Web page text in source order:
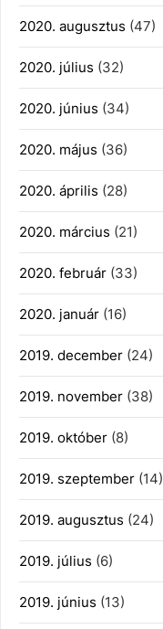
2020. augusztus (47)
2020. július (32)
2020. június (34)
2020. május (36)
2020. április (28)
2020. március (21)
2020. február (33)
2020. január (16)
2019. december (24)
2019. november (38)
2019. október (8)
2019. szeptember (14)
2019. augusztus (24)
2019. július (6)
2019. június (13)